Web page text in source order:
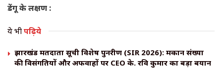
डेंगू के लक्षण :
ये भीपढ़िये
झारखंड मतदाता सूची विशेष पुनरीक्षण (SIR 2026): मकान संख्या
की विसंगतियों और अफवाहों पर CEO के. रवि कुमार का बड़ा बयान